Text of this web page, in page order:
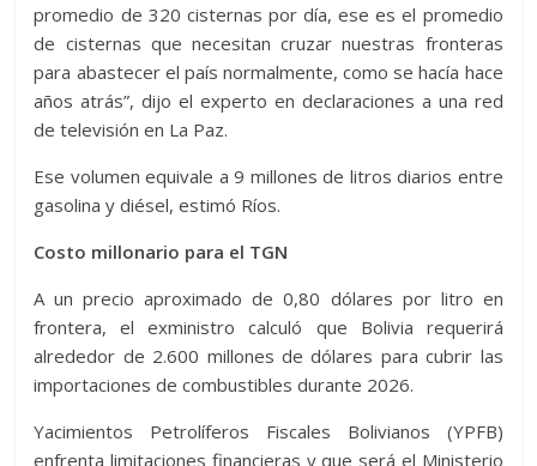
promedio de 320 cisternas por día, ese es el promedio
de cisternas que necesitan cruzar nuestras fronteras
para abastecer el país normalmente, como se hacía hace
años atrás”, dijo el experto en declaraciones a una red
de televisión en La Paz.
Ese volumen equivale a 9 millones de litros diarios entre
gasolina y diésel, estimó Ríos.
Costo millonario para el TGN
A un precio aproximado de 0,80 dólares por litro en
frontera, el exministro calculó que Bolivia requerirá
alrededor de 2.600 millones de dólares para cubrir las
importaciones de combustibles durante 2026.
Yacimientos Petrolíferos Fiscales Bolivianos (YPFB)
enfrenta limitaciones financieras y que será el Ministerio